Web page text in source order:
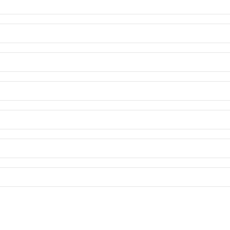
e negli adolescenti.
dopo tre-quattro giorni.
da una
da batteri, la causa più frequente è una
il medico può decidere di effettuare un
un bastoncino simile ad un cotton fioc) ed
colturale da tampone faringeo per la ricerca dello
nella verifica della crescita, o meno, delle colonie di
tonsillite virale e le raccomandazioni principali sono di
dei medicinali quali, ad esempio, il paracetamolo o
beta emolitico di gruppo A, invece, il medico
complicazioni quali l’
sono la malattia reumatica e la glomerulonefrite.
quando la tonsillite è in fase acuta è importante
per limitarne la diffusione.
il contatto con superfici contaminate dalle
dopo aver tossito o starnutito.